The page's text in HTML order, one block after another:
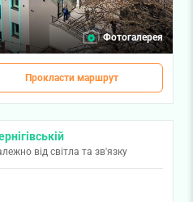
Фотогалерея
Прокласти маршрут
від світла та зв'язку